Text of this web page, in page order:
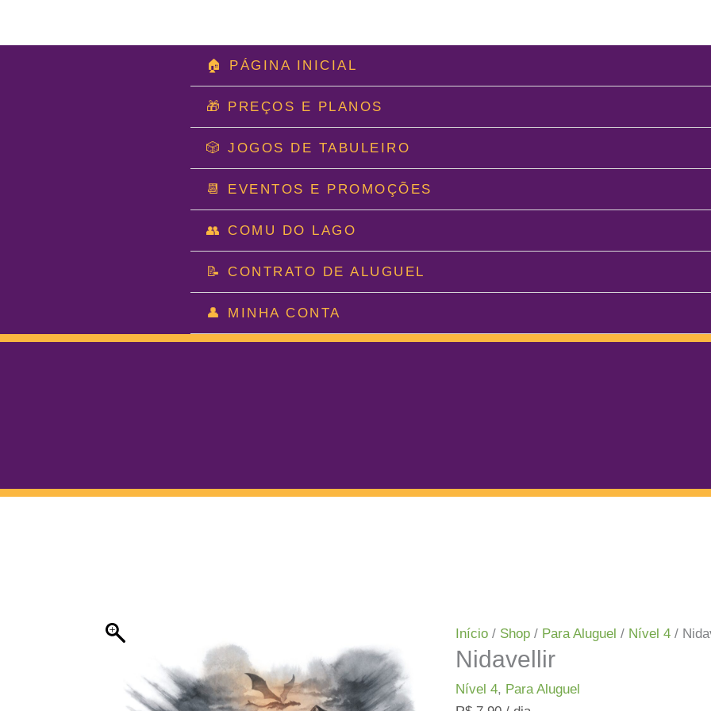
🏠 PÁGINA INICIAL
🎁 PREÇOS E PLANOS
🎲 JOGOS DE TABULEIRO
📆 EVENTOS E PROMOÇÕES
👥 COMU DO LAGO
📝 CONTRATO DE ALUGUEL
👤 MINHA CONTA
Início / Shop / Para Aluguel / Nível 4 /
Nidavellir
Nível 4, Para Aluguel